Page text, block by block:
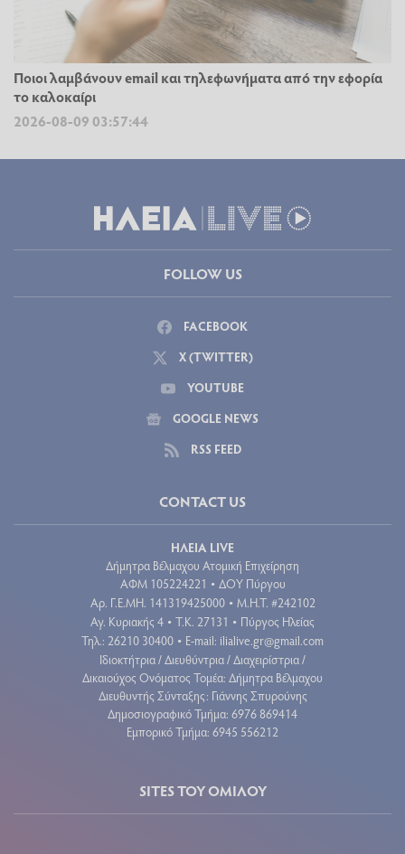
Ποιοι λαμβάνουν email και τηλεφωνήματα από την εφορία
το καλοκαίρι
2026-08-09 03:57:44
FOLLOW US
FACEBOOK
X (TWITTER)
YOUTUBE
GOOGLE NEWS
RSS FEED
CONTACT US
ΗΛΕΙΑ LIVE
Δήμητρα Βέλμαχου Ατομική Επιχείρηση
ΑΦΜ 105224221 • ΔΟΥ Πύργου
Aρ. Γ.Ε.ΜΗ. 141319425000 • Μ.Η.Τ. #242102
Αγ. Κυριακής 4 • Τ.Κ. 27131 • Πύργος Ηλείας
Τηλ.: 26210 30400 • E-mail: ilialive.gr@gmail.com
Ιδιοκτήτρια / Διευθύντρια / Διαχειρίστρια /
Δικαιούχος Ονόματος Τομέα: Δήμητρα Βέλμαχου
Διευθυντής Σύνταξης: Γιάννης Σπυρούνης
Δημοσιογραφικό Τμήμα: 6976 869414
Εμπορικό Τμήμα: 6945 556212
SITES ΤΟΥ ΟΜΙΛΟΥ